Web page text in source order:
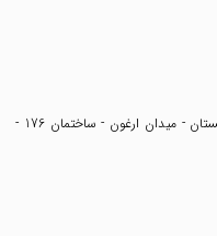
تهران - شهر گلستان - بلوار گلستان - میدان ارغون - ساختمان 176 -